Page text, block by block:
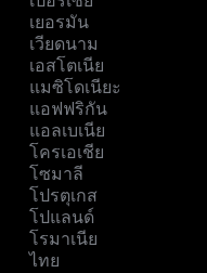
เยอรมัน
เวียดนาม
เอสโตเนีย
แมซิโดเนียะ
แอฟฟริกัน
แอลเบเนีย
โครเอเชีย
โซมาลี
โปรตุเกส
โปแลนด์
โรมาเนีย
ไทย